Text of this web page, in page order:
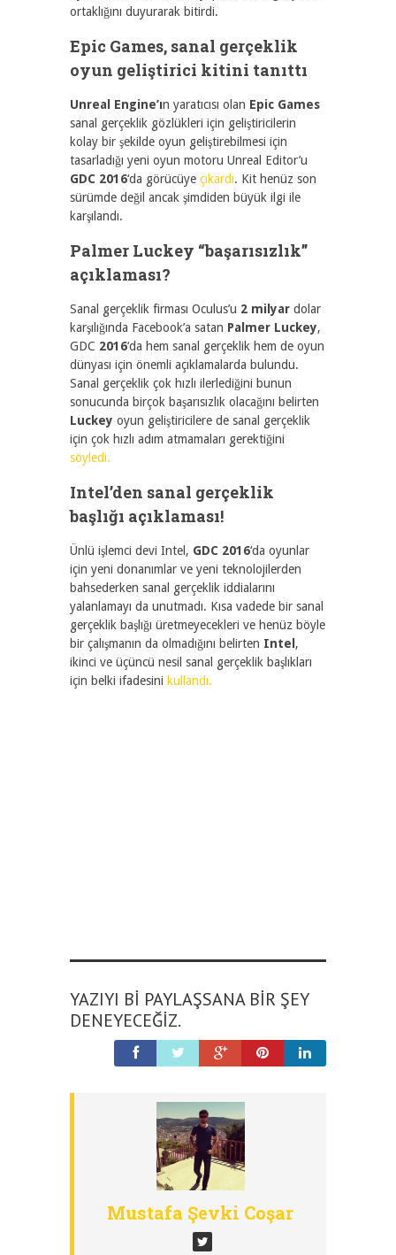
ortaklığını duyurarak bitirdi.
Epic Games, sanal gerçeklik
oyun geliştirici kitini tanıttı
Unreal Engine’ın yaratıcısı olan Epic Games
sanal gerçeklik gözlükleri için geliştiricilerin
kolay bir şekilde oyun geliştirebilmesi için
tasarladığı yeni oyun motoru Unreal Editor’u
GDC 2016‘da görücüye çıkardı. Kit henüz son
sürümde değil ancak şimdiden büyük ilgi ile
karşılandı.
Palmer Luckey “başarısızlık”
açıklaması?
Sanal gerçeklik firması Oculus’u 2 milyar dolar
karşılığında Facebook’a satan Palmer Luckey,
GDC 2016‘da hem sanal gerçeklik hem de oyun
dünyası için önemli açıklamalarda bulundu.
Sanal gerçeklik çok hızlı ilerlediğini bunun
sonucunda birçok başarısızlık olacağını belirten
Luckey oyun geliştiricilere de sanal gerçeklik
için çok hızlı adım atmamaları gerektiğini
söyledi.
Intel’den sanal gerçeklik
başlığı açıklaması!
Ünlü işlemci devi Intel, GDC 2016‘da oyunlar
için yeni donanımlar ve yeni teknolojilerden
bahsederken sanal gerçeklik iddialarını
yalanlamayı da unutmadı. Kısa vadede bir sanal
gerçeklik başlığı üretmeyecekleri ve henüz böyle
bir çalışmanın da olmadığını belirten Intel ,
ikinci ve üçüncü nesil sanal gerçeklik başlıkları
için belki ifadesini kullandı.
YAZIYI BI PAYLAŞSANA BIR ŞEY
DENEYECEĞIZ.
Mustafa Şevki Coşar